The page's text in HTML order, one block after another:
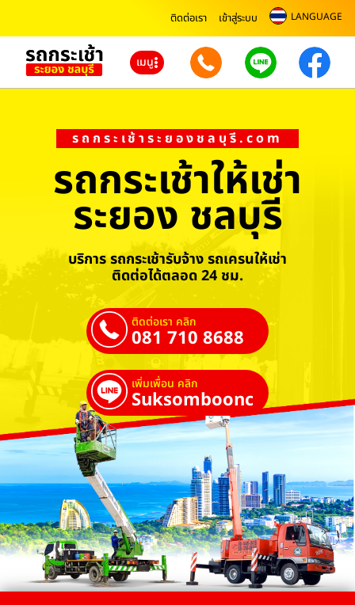
ติดต่อเรา เข้าสู่ระบบ LANGUAGE
เมนู
รถกระเช้าระยองชลบุรี.com
รถกระเช้าให้เช่า
ระยอง ชลบุรี
บริการ รถกระเช้ารับจ้าง รถเครนให้เช่า
ติดต่อได้ตลอด 24 ชม.
ติดต่อเรา คลิก
081 710 8688
เพิ่มเพื่อน คลิก
Suksombooncrane